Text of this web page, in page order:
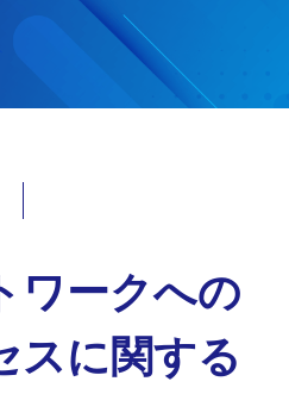
ワークへの
スに関する